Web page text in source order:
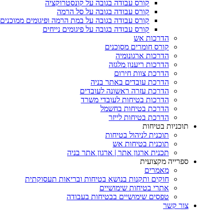
קורס עבודה בגובה על קונסטרוקציה
קורס עבודה בגובה על סל הרמה
קורס עבודה בגובה על במת הרמה ופיגומים ממוכנים
קורס עבודה בגובה על פיגומים נייחים
הדרכות אש
קורס חומרים מסוכנים
הדרכות ארגונומיה
הדרכות ריענון מלגזה
הדרכת צוות חירום
הדרכת עובדים באתר בניה
הדרכת עזרה ראשונה לעובדים
הדרכות בטיחות לעובדי משרד
הדרכת בטיחות בחשמל
הדרכת בטיחות לייזר
תוכניות בטיחות
תוכנית לניהול בטיחות
תוכנית בטיחות אש
תכנית ארגון אתר | ארגון אתר בניה
ספרייה מקצועית
מאמרים
חוקים ותקנות בנושא בטיחות ובריאות תעסוקתית
אתרי בטיחות שימושיים
טפסים שימושיים בבטיחות בעבודה
צור קשר